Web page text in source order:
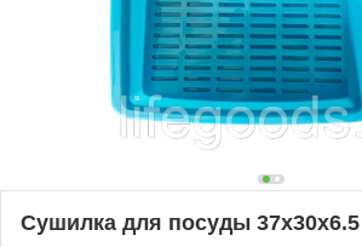
Сушилка для посуды